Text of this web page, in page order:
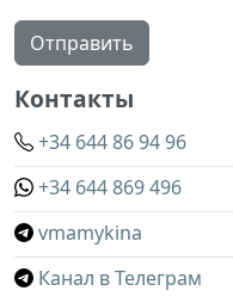
Отправить
Контакты
+34 644 86 94 96
+34 644 869 496
vmamykina
Канал в Телеграм